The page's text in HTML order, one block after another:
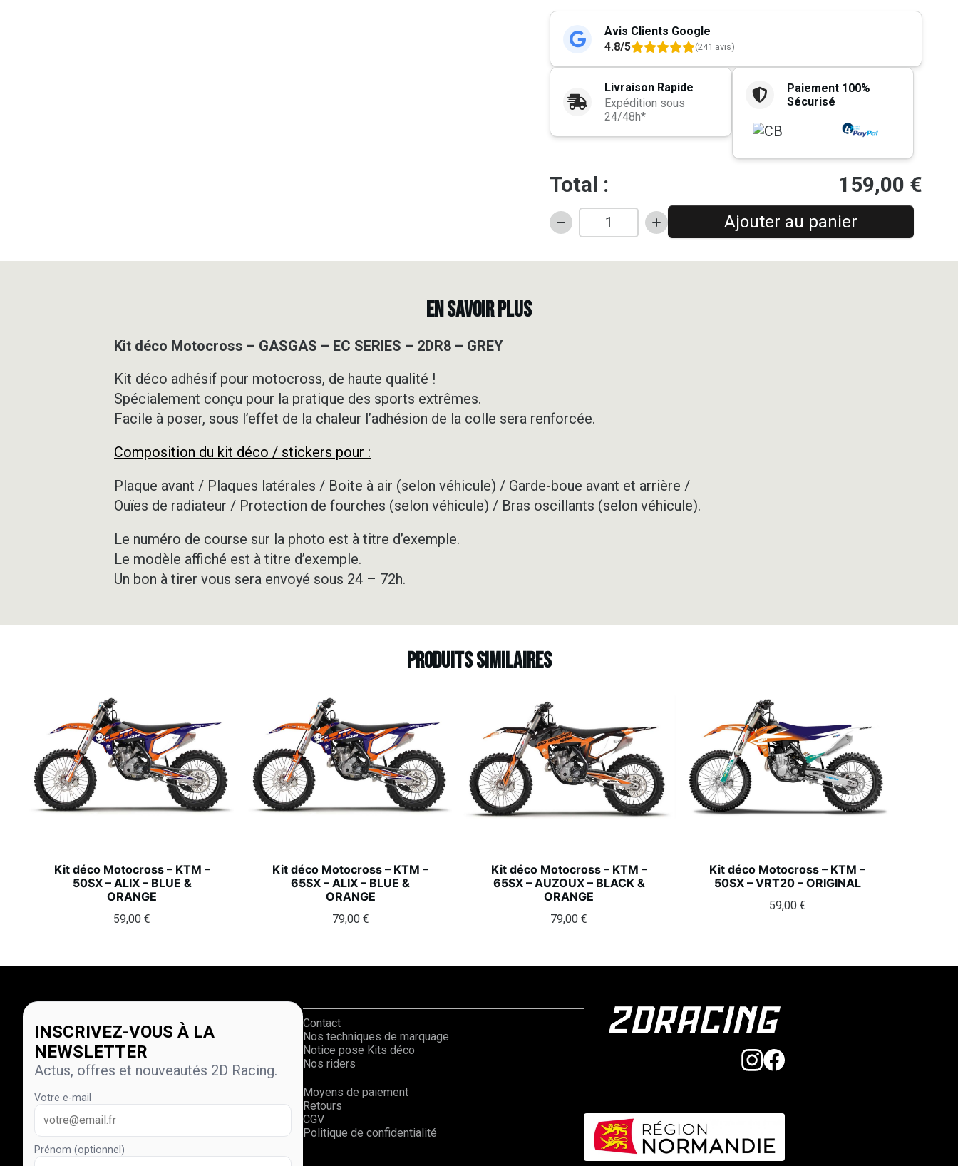
Avis Clients Google
4.8/5
(241 avis)
Livraison Rapide
Expédition sous
24/48h*
Paiement 100%
Sécurisé
Total : 159,00 €
quantité
Kit
2DR8
Ajouter au panier
EN SAVOIR PLUS
Kit déco Motocross – GASGAS – EC SERIES – 2DR8 – GREY
Kit déco adhésif pour motocross, de haute qualité !
Spécialement conçu pour la pratique des sports extrêmes.
Facile à poser, sous l’effet de la chaleur l’adhésion de la colle sera renforcée.
Composition du kit déco / stickers pour :
Plaque avant / Plaques latérales / Boite à air (selon véhicule) / Garde-boue avant et arrière /
Ouïes de radiateur / Protection de fourches (selon véhicule) / Bras oscillants (selon véhicule).
Le numéro de course sur la photo est à titre d’exemple.
Le modèle affiché est à titre d’exemple.
Un bon à tirer vous sera envoyé sous 24 – 72h.
Produits similaires
Kit déco Motocross – KTM –
50SX – ALIX – BLUE &
ORANGE
59,00€
Kit déco Motocross – KTM –
65SX – ALIX – BLUE &
ORANGE
79,00 €
Kit déco Motocross – KTM –
65SX – AUZOUX – BLACK &
ORANGE
79,00€
Kit déco Motocross – KTM –
50SX – VRT20 – ORIGINAL
59,00 €
INSCRIVEZ-VOUS À LA
NEWSLETTER
Actus, offres et nouveautés 2D Racing.
Votre e-mail
Prénom (optionnel)
Contact
Nos techniques de marquage
Notice pose Kits déco
Nos riders
Moyens de paiement
Retours
CGV
Politique de confidentialité